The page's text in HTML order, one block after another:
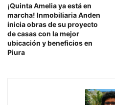
¡Quinta Amelia ya está en
marcha! Inmobiliaria Anden
inicia obras de su proyecto
de casas con la mejor
ubicación y beneficios en
Piura